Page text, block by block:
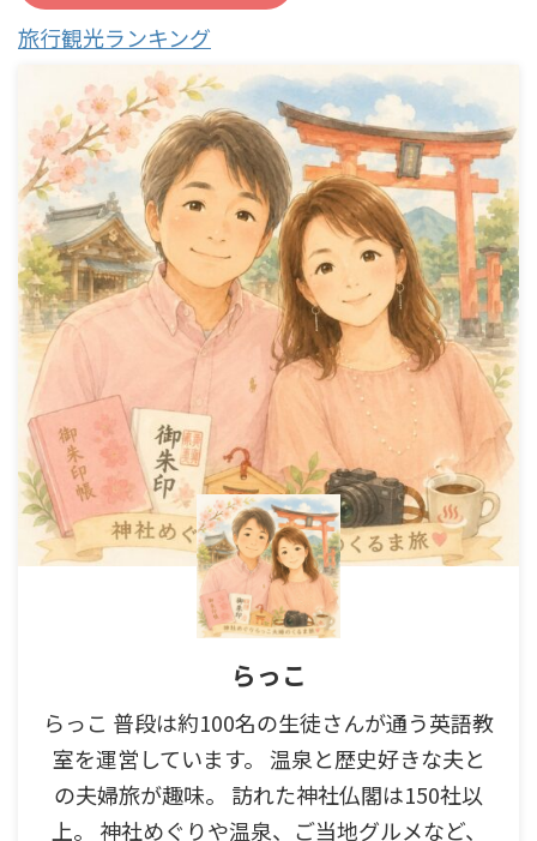
旅行観光ランキング
らっこ
らっこ 普段は約100名の生徒さんが通う英語教
室を運営しています。 温泉と歴史好きな夫と
の夫婦旅が趣味。 訪れた神社仏閣は150社以
上。 神社めぐりや温泉、ご当地グルメなど、